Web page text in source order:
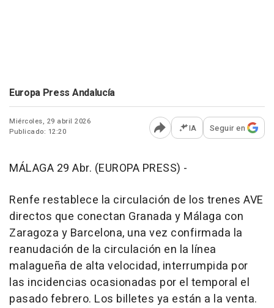
Europa Press Andalucía
Miércoles, 29 abril 2026
Publicado: 12:20
Abrir opciones para
IA Seguir en
MÁLAGA 29 Abr. (EUROPA PRESS) -
Renfe restablece la circulación de los trenes AVE
directos que conectan Granada y Málaga con
Zaragoza y Barcelona, una vez confirmada la
reanudación de la circulación en la línea
malagueña de alta velocidad, interrumpida por
las incidencias ocasionadas por el temporal el
pasado febrero. Los billetes ya están a la venta.